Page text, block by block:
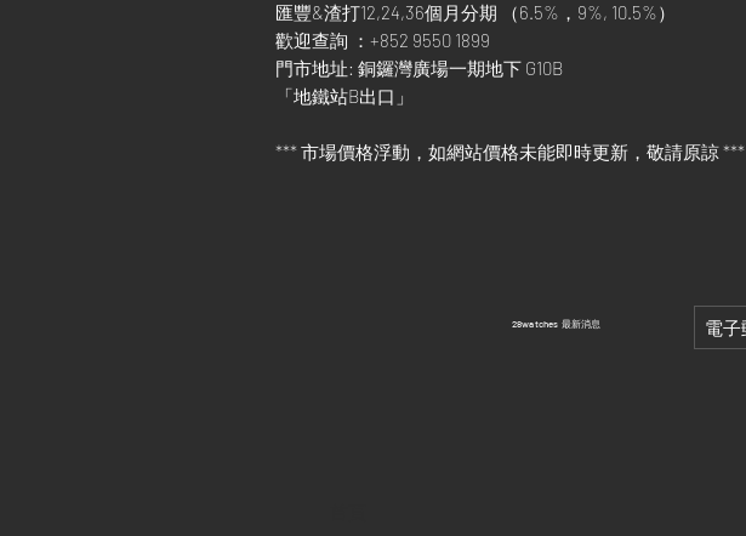
匯豐&渣打12,24,36個月分期 （6.5%，9%, 10.5%）
歡迎查詢 ：+852 9550 1899
門市地址: 銅鑼灣廣場一期地下 G10B
「地鐵站B出口」
*** 市場價格浮動，如網站價格未能即時更新，敬請原諒 ***
​28watches 最新消息